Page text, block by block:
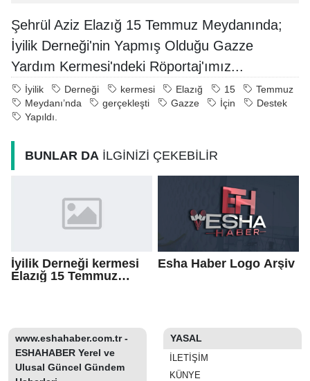
Şehrül Aziz Elazığ 15 Temmuz Meydanında;
İyilik Derneği'nin Yapmış Olduğu Gazze
Yardım Kermesi'ndeki Röportaj'ımız...
İyilik Derneği kermesi Elazığ 15
Temmuz
Meydanı’nda
gerçekleşti Gazze İçin
Destek
Yapıldı.
BUNLAR DA İLGİNİZİ ÇEKEBİLİR
İyilik Derneği kermesi
Elazığ 15 Temmuz
Esha Haber Logo Arşiv
www.eshahaber.com.tr -
ESHAHABER Yerel ve
Ulusal Güncel Gündem
YASAL
İLETIŞIM
KÜNYE